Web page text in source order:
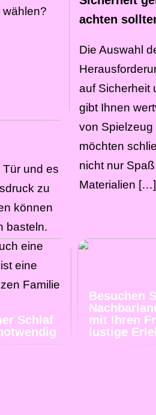
wählen?
und es
zu
können
basteln.
eine
eine
Familie
achten
Die Auswahl
auf Sicherheit
gibt Ihnen
von Spielzeug
möchten
nicht nur
Materialien […]
Schlaf
Besuchen
mit Ihren
lustige